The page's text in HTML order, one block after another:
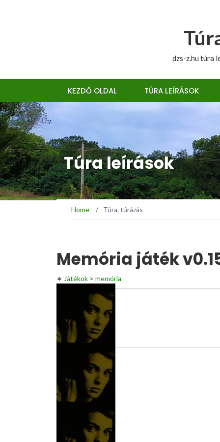
dzs-z.hu túra
KEZDŐ OLDAL TÚRA LEÍRÁSOK
Túra leírások
Home / Túra, túrázás
Memória játék
∗ Játékok > memória